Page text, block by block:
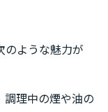
のような魅力が
調理中の煙や油の